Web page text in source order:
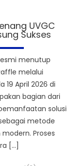
UVGC
Sukses
menutup
melalui
April 2026 di
bagian dari
solusi
metode
Proses
[…]